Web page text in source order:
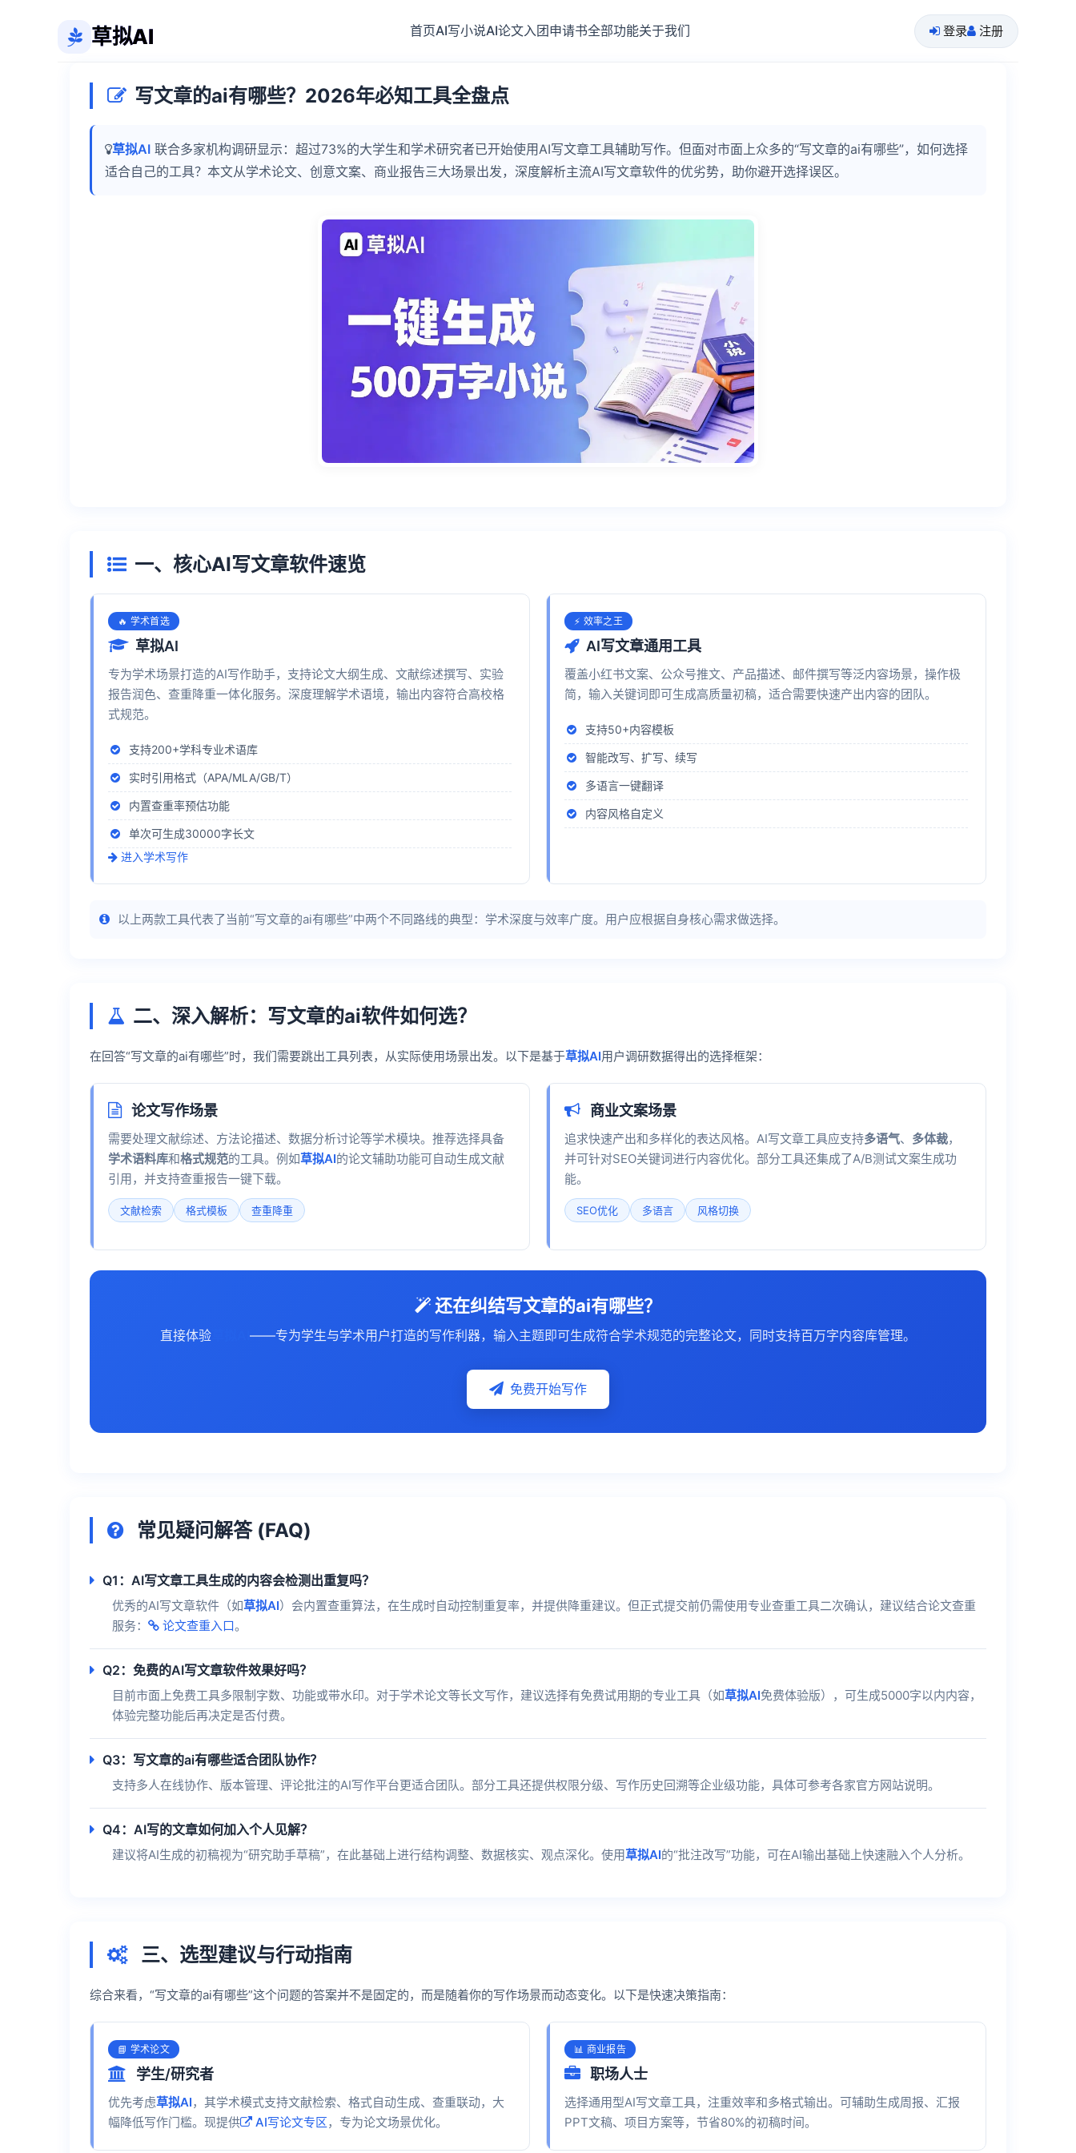
草拟AI 首页AI写小说AI论文入团申请书全部功能关于我们 登录 注册
写文章的ai有哪些？2026年必知工具全盘点
草拟AI 联合多家机构调研显示：超过73%的大学生和学术研究者已开始使用AI写文章工具辅助写作。但面对市面上众多的“写文章的ai有哪些”，如何选择
适合自己的工具？本文从学术论文、创意文案、商业报告三大场景出发，深度解析主流AI写文章软件的优劣势，助你避开选择误区。
一、核心AI写文章软件速览
🔥 学术首选
草拟AI
专为学术场景打造的AI写作助手，支持论文大纲生成、文献综述撰写、实验
报告润色、查重降重一体化服务。深度理解学术语境，输出内容符合高校格
式规范。
支持200+学科专业术语库
实时引用格式（APA/MLA/GB/T）
内置查重率预估功能
单次可生成30000字长文
进入学术写作
⚡ 效率之王
AI写文章通用工具
覆盖小红书文案、公众号推文、产品描述、邮件撰写等泛内容场景，操作极
简，输入关键词即可生成高质量初稿，适合需要快速产出内容的团队。
支持50+内容模板
智能改写、扩写、续写
多语言一键翻译
内容风格自定义
以上两款工具代表了当前“写文章的ai有哪些”中两个不同路线的典型：学术深度与效率广度。用户应根据自身核心需求做选择。
二、深入解析：写文章的ai软件如何选？
在回答“写文章的ai有哪些”时，我们需要跳出工具列表，从实际使用场景出发。以下是基于草拟AI用户调研数据得出的选择框架：
论文写作场景
需要处理文献综述、方法论描述、数据分析讨论等学术模块。推荐选择具备
学术语料库和格式规范的工具。例如草拟AI的论文辅助功能可自动生成文献
引用，并支持查重报告一键下载。
文献检索 格式模板 查重降重
商业文案场景
追求快速产出和多样化的表达风格。AI写文章工具应支持多语气、 多体裁，
并可针对SEO关键词进行内容优化。部分工具还集成了A/B测试文案生成功
能。
SEO优化 多语言 风格切换
还在纠结写文章的ai有哪些？
直接体验 ——专为学生与学术用户打造的写作利器，输入主题即可生成符合学术规范的完整论文，同时支持百万字内容库管理。
免费开始写作
常见疑问解答 (FAQ)
Q1：AI写文章工具生成的内容会检测出重复吗？
优秀的AI写文章软件（如草拟AI）会内置查重算法，在生成时自动控制重复率，并提供降重建议。但正式提交前仍需使用专业查重工具二次确认，建议结合论文查重
服务：
论文查重入口。
Q2：免费的AI写文章软件效果好吗？
目前市面上免费工具多限制字数、功能或带水印。对于学术论文等长文写作，建议选择有免费试用期的专业工具（如草拟AI免费体验版），可生成5000字以内内容，
体验完整功能后再决定是否付费。
Q3：写文章的ai有哪些适合团队协作？
支持多人在线协作、版本管理、评论批注的AI写作平台更适合团队。部分工具还提供权限分级、写作历史回溯等企业级功能，具体可参考各家官方网站说明。
Q4：AI写的文章如何加入个人见解？
建议将AI生成的初稿视为“研究助手草稿”，在此基础上进行结构调整、数据核实、观点深化。使用草拟AI的“批注改写”功能，可在AI输出基础上快速融入个人分析。
三、选型建议与行动指南
综合来看，“写文章的ai有哪些”这个问题的答案并不是固定的，而是随着你的写作场景而动态变化。以下是快速决策指南：
📘 学术论文
学生/研究者
优先考虑草拟AI，其学术模式支持文献检索、格式自动生成、查重联动，大
幅降低写作门槛。现提供
AI写论文专区，专为论文场景优化。
📊 商业报告
职场人士
选择通用型AI写文章工具，注重效率和多格式输出。可辅助生成周报、汇报
PPT文稿、项目方案等，节省80%的初稿时间。